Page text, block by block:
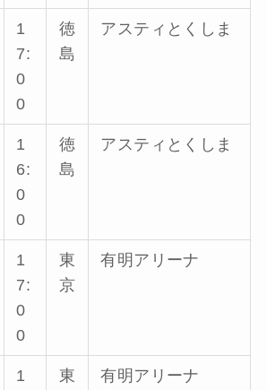
1
7:
0
0
徳
島
アスティとくしま
1
6:
0
0
徳
島
アスティとくしま
1
7:
0
0
東
京
有明アリーナ
1
東
有明アリーナ